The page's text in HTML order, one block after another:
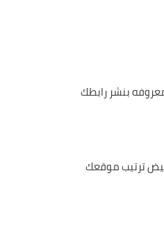
بنشر رابطك
تساعد في تخفيض ترتيب موقعك